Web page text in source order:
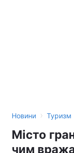
Новини › Туризм
Місто
чим